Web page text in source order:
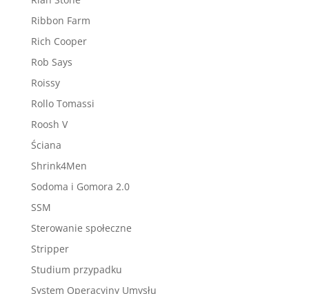
Ribbon Farm
Rich Cooper
Rob Says
Roissy
Rollo Tomassi
Roosh V
Ściana
Shrink4Men
Sodoma i Gomora 2.0
SSM
Sterowanie społeczne
Stripper
Studium przypadku
System Operacyjny Umysłu